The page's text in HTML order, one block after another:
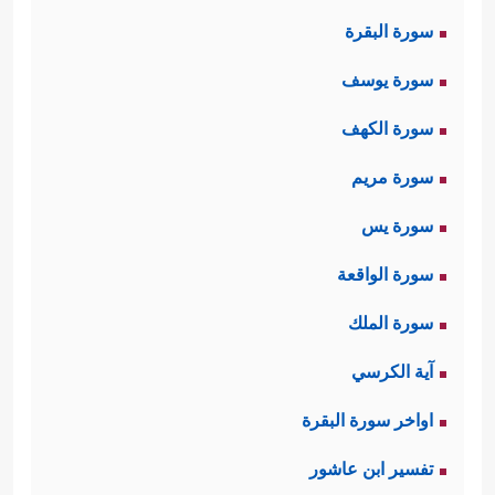
﴿٧٢﴾
فَٱنظُرۡ كَیۡفَ كَانَ عَـٰقِبَةُ ٱلۡمُنذَرِینَ
فَٱنظُرۡ كَیۡفَ كَانَ عَـٰقِبَةُ ٱلۡمُنذَرِینَ﴾
النماذج الآتية إنّما هي نماذج تفصيليَّةٌ
تُؤكِّدُ هذه الصورة الكلِّيَّة وتُرسِّخُها.
ثانيًا: يُلخِّصُ القرآن قصَّة نوحٍ
السلاممع قومه:
ٱلۡمُجِیبُونَ
سورة البقرة
سورة يوسف
سورة الكهف
سورة مريم
سورة يس
سورة الواقعة
سورة الملك
آية الكرسي
اواخر سورة البقرة
تفسير ابن عاشور